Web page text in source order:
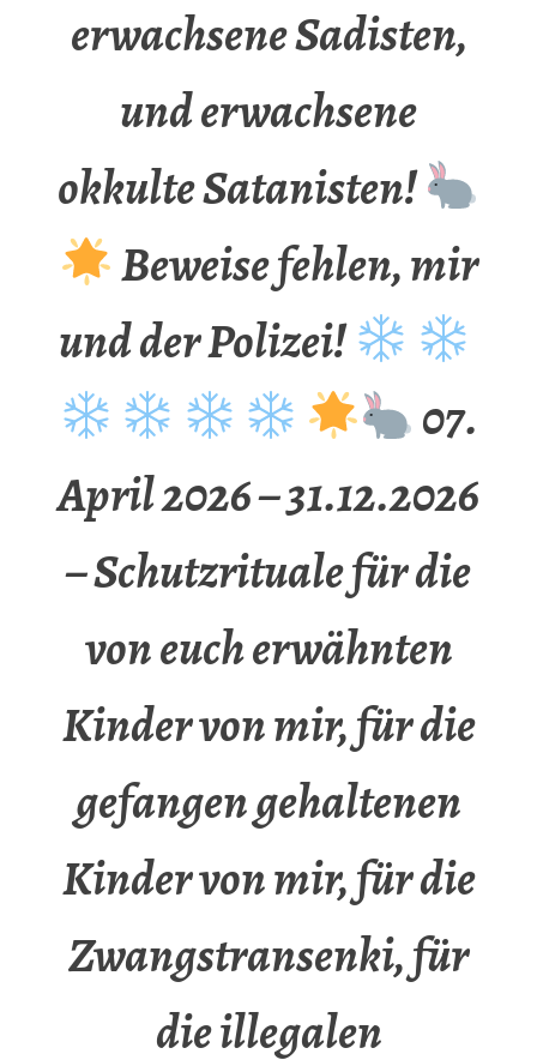
erwachsene Sadisten,
und erwachsene
okkulte Satanisten!
Beweise fehlen, mir
und der Polizei!
07.
April 2026 – 31.12.2026
– Schutzrituale für die
von euch erwähnten
Kinder von mir, für die
gefangen gehaltenen
Kinder von mir, für die
Zwangstransenki, für
die illegalen